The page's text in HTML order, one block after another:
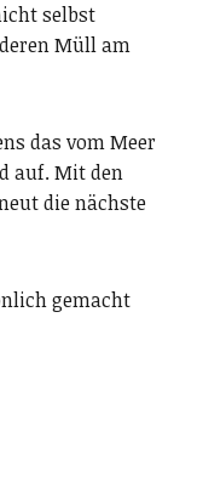
selbst
Müll am
das vom Meer
auf. Mit den
die nächste
gemacht